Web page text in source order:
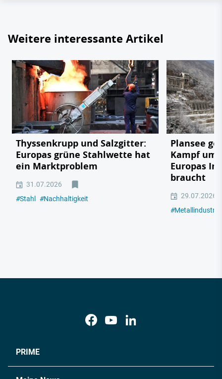
Weitere interessante Artikel
Thyssenkrupp und Salzgitter:
Europas grüne Stahlwette hat
ein Marktproblem
31.07.2026
#Stahl #Nachhaltigkeit
Plansee
Kampf um
Europas
braucht
29.07.2026
#Metallindustrie
PRIME